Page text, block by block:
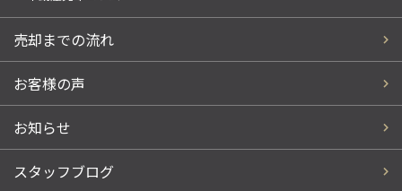
売却までの流れ
お客様の声
お知らせ
スタッフブログ